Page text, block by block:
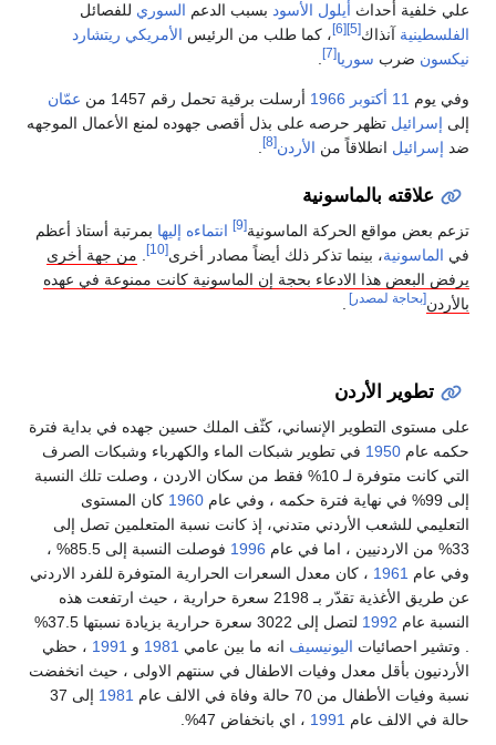
علي خلفية أحداث أيلول الأسود بسبب الدعم السوري للفصائل
الفلسطينية آنذاك[5]
[6] ، كما طلب من الرئيس الأمريكي ريتشارد
نيكسون ضرب سوريا[7]
.
وفي يوم 11 أكتوبر 1966 أرسلت برقية تحمل رقم 1457 من
عمّان
إلى إسرائيل تظهر حرصه على بذل أقصى جهوده لمنع الأعمال الموجهه
ضد إسرائيل انطلاقاً من الأردن[8]
.
علاقته بالماسونية
تزعم بعض مواقع الحركة الماسونية[9] انتماءه إليها بمرتبة أستاذ أعظم
في الماسونية، بينما تذكر ذلك أيضاً مصادر أخرى[10]
من جهة أخرى
يرفض البعض هذا الادعاء بحجة إن الماسونية كانت ممنوعة في عهده
بالأردن[بحاجة لمصدر]
تطوير الأردن
على مستوى التطوير الإنساني، كثّف الملك حسين جهده في بداية فترة
حكمه عام 1950 في تطوير شبكات الماء والكهرباء وشبكات الصرف
التي كانت متوفرة لـ 10% فقط من سكان الاردن ، وصلت تلك النسبة
إلى 99% في نهاية فترة حكمه ، وفي عام
1960 كان المستوى
التعليمي للشعب الأردني متدني، إذ كانت نسبة المتعلمين تصل إلى
33% من الاردنيين ، اما في عام
1996
فوصلت النسبة إلى 85.5% ،
وفي عام 1961 ، كان معدل السعرات الحرارية المتوفرة للفرد الاردني
عن طريق الأغذية تقدّر بـ 2198 سعرة حرارية ، حيث ارتفعت هذه
النسبة عام 1992
لتصل إلى 3022 سعرة حرارية بزيادة نسبتها 37.5%
. وتشير احصائيات اليونيسيف انه ما بين عامي 1981 و 1991 ، حظي
الأردنيون بأقل معدل وفيات الاطفال في سنتهم الاولى ، حيث انخفضت
نسبة وفيات الأطفال من 70 حالة وفاة في الالف عام
1981
إلى 37
حالة في الالف عام 1991 ، اي بانخفاض 47%.